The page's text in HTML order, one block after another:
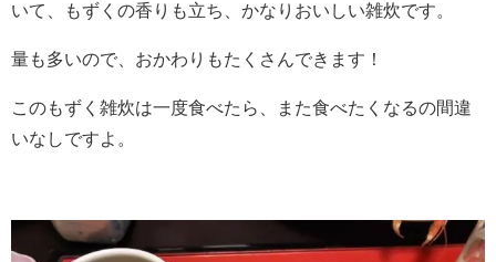
いて、もずくの香りも立ち、かなりおいしい雑炊です。
量も多いので、おかわりもたくさんできます！
このもずく雑炊は一度食べたら、また食べたくなるの間違
いなしですよ。